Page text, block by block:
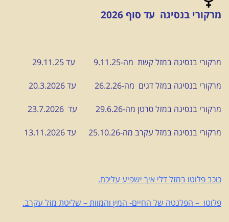
מרקורי בנסיגה עד סוף 2026
מרקורי בנסיגה במזל קשת מה-9.11.25 עד 29.11.25
מרקורי בנסיגה במזל דגים מה-26.2.26 עד 20.3.2026
מרקורי בנסיגה במזל סרטן מה-29.6.26 עד 23.7.2026
מרקורי בנסיגה במזל עקרב מה-25.10.26 עד 13.11.2026
כוכב פלוטו במזל דלי איך ישפיע עליכם.
פלוטו – הפלנטה של החיים- המין והמוות – שליטת מזל עקרב.